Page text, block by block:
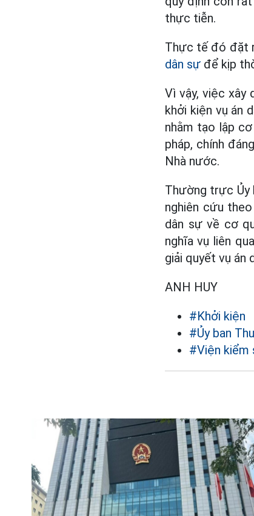
thực tiễn.
Thực tế đó đặt
dân sự để kịp
Vì vậy, việc xây
khởi kiện vụ án
nhằm tạo lập
pháp, chính
Nhà nước.
Thường trực Ủy
nghiên cứu
dân sự về cơ
nghĩa vụ liên
giải quyết vụ án
ANH HUY
#Khởi kiện
#Ủy ban
#Viện kiểm